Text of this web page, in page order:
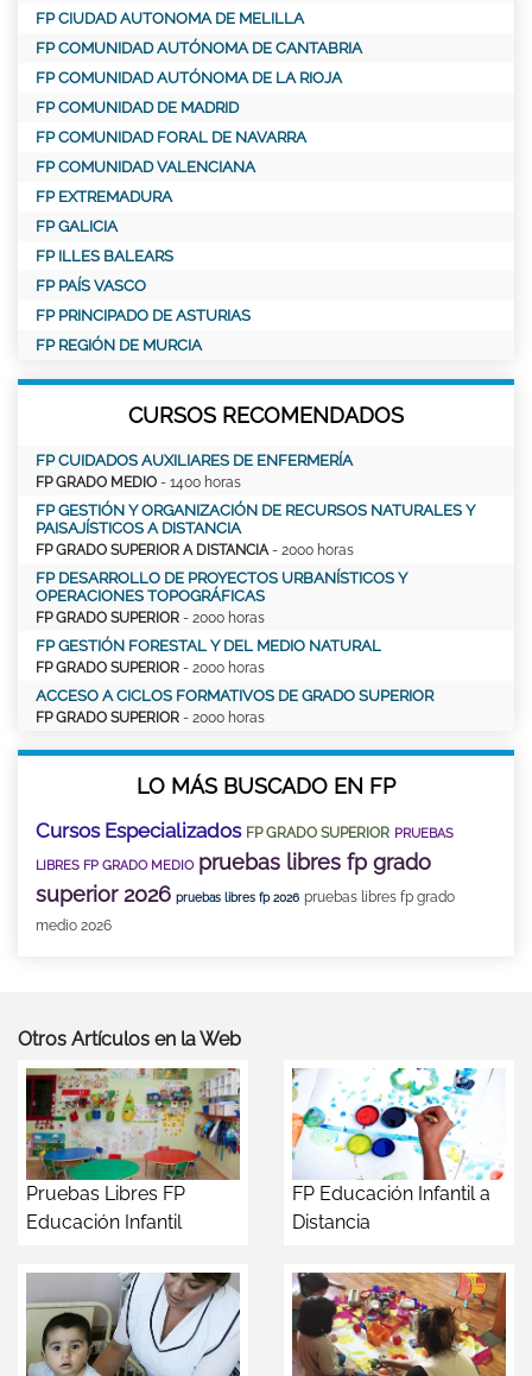
FP CIUDAD AUTONOMA DE MELILLA
FP COMUNIDAD AUTÓNOMA DE CANTABRIA
FP COMUNIDAD AUTÓNOMA DE LA RIOJA
FP COMUNIDAD DE MADRID
FP COMUNIDAD FORAL DE NAVARRA
FP COMUNIDAD VALENCIANA
FP EXTREMADURA
FP GALICIA
FP ILLES BALEARS
FP PAÍS VASCO
FP PRINCIPADO DE ASTURIAS
FP REGIÓN DE MURCIA
CURSOS RECOMENDADOS
FP CUIDADOS AUXILIARES DE ENFERMERÍA
FP GRADO MEDIO - 1400 horas
FP GESTIÓN Y ORGANIZACIÓN DE RECURSOS NATURALES Y
PAISAJÍSTICOS A DISTANCIA
FP GRADO SUPERIOR A DISTANCIA- 2000 horas
FP DESARROLLO DE PROYECTOS URBANÍSTICOS Y
OPERACIONES TOPOGRÁFICAS
FP GRADO SUPERIOR - 2000 horas
FP GESTIÓN FORESTAL Y DEL MEDIO NATURAL
FP GRADO SUPERIOR - 2000 horas
ACCESO A CICLOS FORMATIVOS DE GRADO SUPERIOR
FP GRADO SUPERIOR - 2000 horas
LO MÁS BUSCADO EN FP
Cursos Especializados FP GRADO SUPERIOR PRUEBAS
LIBRES FP GRADO MEDIO pruebas libres fp grado
superior 2026 pruebas libres fp 2026 pruebas libres fp grado
medio 2026
Otros Artículos en la Web
Pruebas Libres FP
Educación Infantil
FP Educación Infantil a
Distancia